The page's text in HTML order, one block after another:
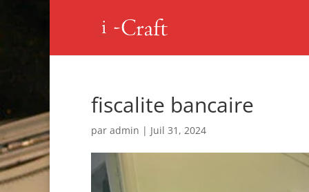
fiscalite bancaire
par admin | Juil 31, 2024